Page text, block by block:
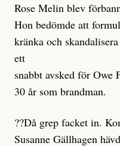
Rose Melin blev
Hon bedömde att
kränka och
ett
snabbt avsked för Owe
30 år som brandman.
??Då grep facket in.
Susanne Gällhagen